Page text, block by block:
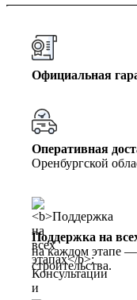
Официальная
Оперативная
Оренбургской
Поддержка на
на каждом этапе —
строительства.